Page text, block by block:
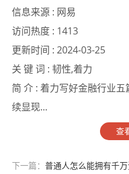
信息来源 : 网易
访问热度 : 1413
更新时间 : 2024-03-25
关 键 词 : 韧性,着力
简 介 : 着力写好金融行业
续显现...
查
下一篇： 普通人怎么能拥有千万